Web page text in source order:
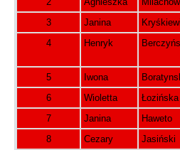
3
Janina
4
Henryk
5 Iwona
6
Wioletta Łozińska
7
Janina Haweto
8
Cezary Jasiński